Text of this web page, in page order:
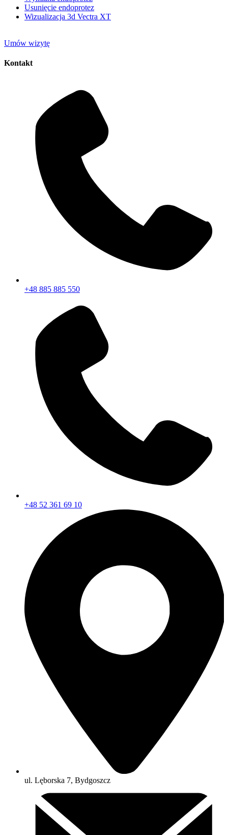
Usunięcie endoprotez
Wizualizacja 3d Vectra XT
Umów wizytę
Kontakt
+48 885 885 550
+48 52 361 69 10
ul. Lęborska 7, Bydgoszcz